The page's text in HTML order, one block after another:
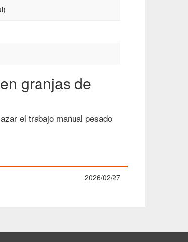
granjas de
el trabajo manual pesado
2026/02/27